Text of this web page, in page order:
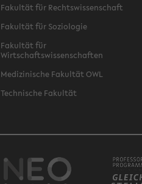
Fakultät für Rechtswissenschaft
Fakultät für Soziologie
Fakultät für
Wirtschaftswissenschaften
Medizinische Fakultät OWL
Technische Fakultät